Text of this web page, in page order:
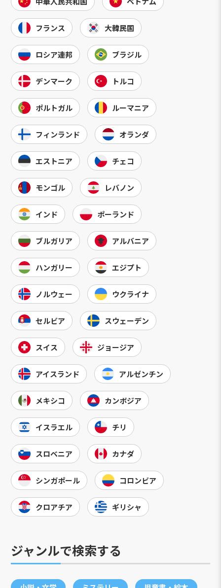
フランス 大韓民国
ロシア連邦 ブラジル
デンマーク トルコ
ポルトガル ルーマニア
フィンランド オランダ
エストニア チェコ
モンゴル レバノン
インド ポーランド
ブルガリア アルバニア
ハンガリー エジプト
ノルウェー ウクライナ
セルビア スウェーデン
スイス ジョージア
アイスランド アルゼンチン
メキシコ カンボジア
イスラエル チリ
スロベニア カナダ
シンガポール コロンビア
クロアチア ギリシャ
ジャンルで検索する